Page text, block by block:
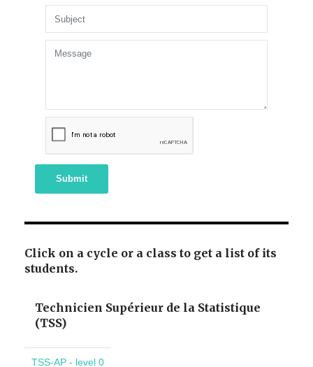
Submit
Click on a cycle or a class to get a list of its
students.
Technicien Supérieur de la Statistique
(TSS)
TSS-AP - level 0